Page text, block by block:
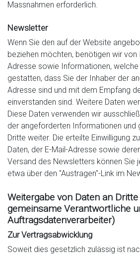
Massnahmen erforderlich.
Newsletter
Wenn Sie den auf der Website
beziehen möchten, benötigen wir von
Adresse sowie Informationen, welche
gestatten, dass Sie der Inhaber der
Adresse sind und mit dem Empfang
einverstanden sind. Weitere Daten
Diese Daten verwenden wir
der angeforderten Informationen und
Dritte weiter. Die erteilte Einwilligung
Daten, der E-Mail-Adresse sowie
Versand des Newsletters können Sie
etwa über den "Austragen"-Link im
Weitergabe von Daten an
gemeinsame Verantwortliche
Auftragsdatenverarbeiter)
Zur Vertragsabwicklung
Soweit dies gesetzlich zulässig ist